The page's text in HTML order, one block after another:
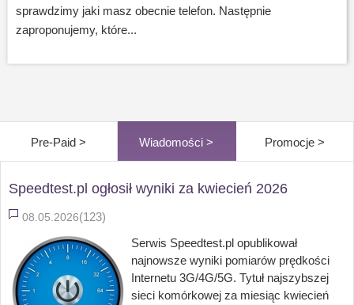
sprawdzimy jaki masz obecnie telefon. Następnie
zaproponujemy, które...
Wiadomości > Promocje >
Pre-Paid >
Speedtest.pl ogłosił wyniki za kwiecień 2026
08.05.2026(123)
Serwis Speedtest.pl opublikował
najnowsze wyniki pomiarów prędkości
Internetu 3G/4G/5G. Tytuł najszybszej
sieci komórkowej za miesiąc kwiecień